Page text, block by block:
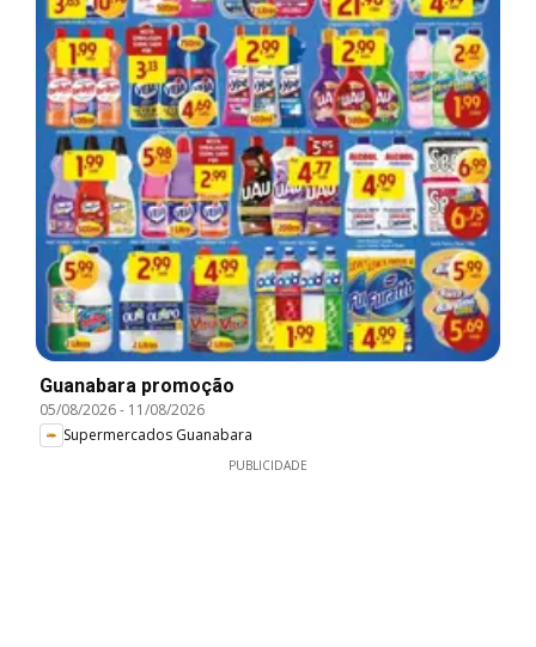
Guanabara promoção
05/08/2026- 11/08/2026
Supermercados Guanabara
PUBLICIDADE